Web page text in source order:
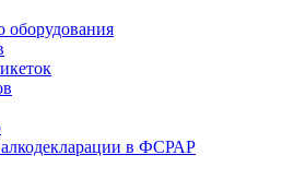
оборудования
в ФСРАР